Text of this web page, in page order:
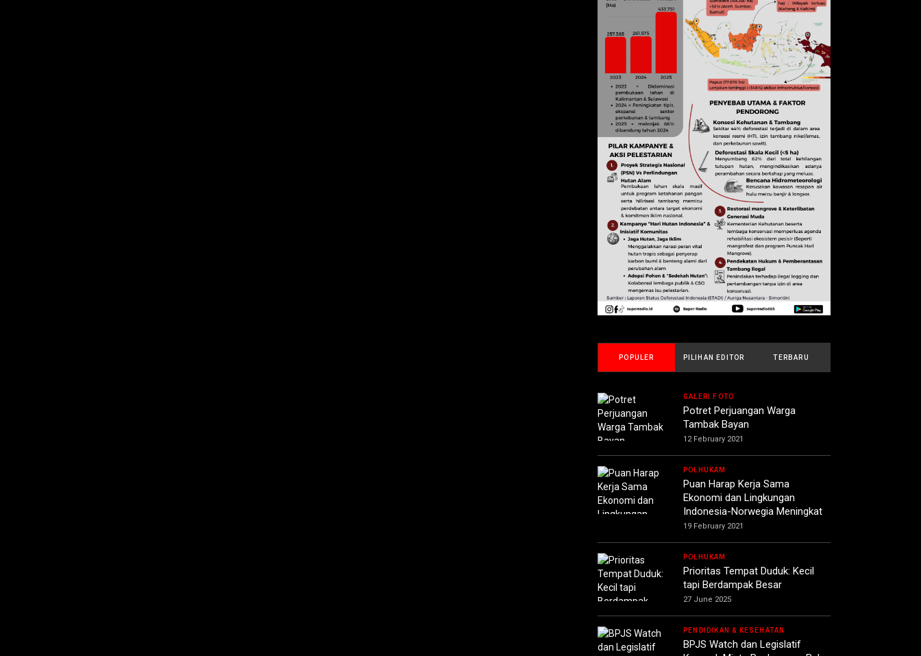
POPULER PILIHAN EDITOR TERBARU
GALERI FOTO
Potret Perjuangan Warga
Tambak Bayan
12 February 2021
POLHUKAM
Puan Harap Kerja Sama
Ekonomi dan Lingkungan
Indonesia-Norwegia Meningkat
19 February 2021
POLHUKAM
Prioritas Tempat Duduk: Kecil
tapi Berdampak Besar
27 June 2025
PENDIDIKAN & KESEHATAN
BPJS Watch dan Legislatif